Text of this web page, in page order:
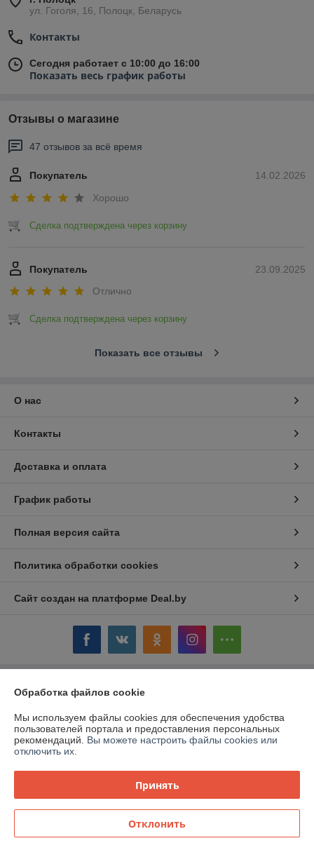
ул. Гоголя, 16, Полоцк, Беларусь
Контакты
Сегодня работает с 10:00 до 16:00
Показать весь график работы
Отзывы о магазине
47 отзывов за всё время
14.02.2026
Покупатель
Хорошо
Сделка подтверждена через корзину
23.09.2025
Покупатель
Отлично
Сделка подтверждена через корзину
Показать все отзывы
О нас
Контакты
Доставка и оплата
График работы
Полная версия сайта
Политика обработки cookies
Сайт создан на платформе Deal.by
Информация для покупателя
Юридическое лицо:ОАО «Дом торговли»
Витебская обл.,г. Полоцк, ул. Гоголя, 16
Регистрационный номер ЕГР: 300058954
УНП: 300058954
Регистрационный орган: Витебский облисполком
Дата регистрации компании: 12.03.1999
Местонахождение книги жалоб и предложений: ул. Гоголя, 16
Обработка файлов cookie
Мы используем файлы cookies для обеспечения удобства
пользователей портала и предоставления персональных
рекомендаций. Вы можете настроить файлы cookies или
отключить их.
Принять
Отклонить